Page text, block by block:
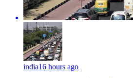
india16 hours ago